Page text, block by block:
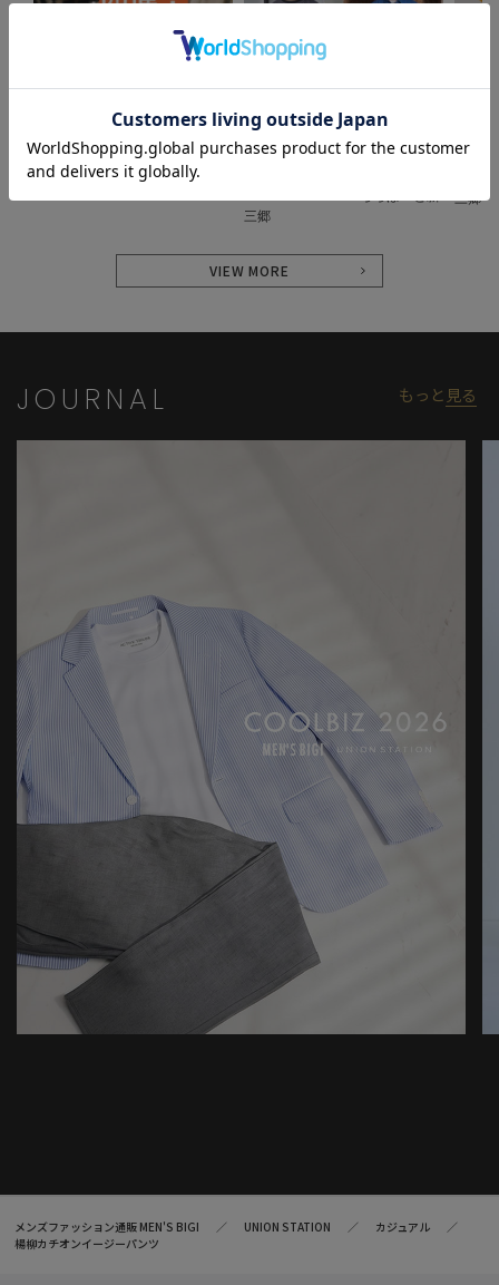
サマーセールを開催中!!!
UNION STATION
UNION STATION 新宿マルイMEN
「MAX50%OFF SALE」 SALE品し
か紹介しません。
三郷
三郷
VIEW MORE
JOURNAL もっと 見る
メンズファッション通販 MEN'S BIGI UNION STATION
カジュアル
楊柳カチオンイージーパンツ